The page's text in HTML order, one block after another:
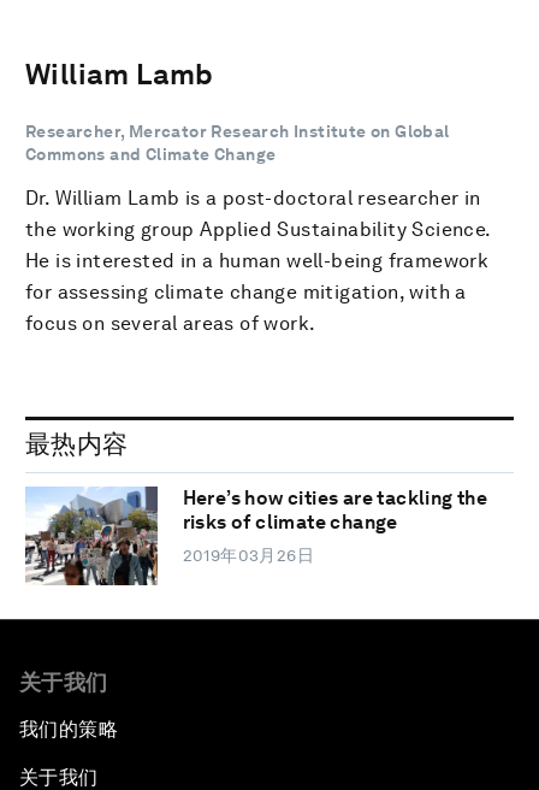
William Lamb
Researcher, Mercator Research Institute on Global
Commons and Climate Change
Dr. William Lamb is a post-doctoral researcher in
the working group Applied Sustainability Science.
He is interested in a human well-being framework
for assessing climate change mitigation, with a
focus on several areas of work.
最热内容
Here’s how cities are tackling the
risks of climate change
2019年03月26日
关于我们
我们的策略
关于我们